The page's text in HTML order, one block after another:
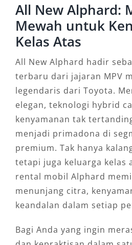
All New Alphard:
Mewah untuk
Kelas Atas
All New Alphard hadir
terbaru dari jajaran MPV
legendaris dari Toyota.
elegan, teknologi hybrid
kenyamanan tak
menjadi primadona di
premium. Tak hanya
tetapi juga keluarga kelas
rental mobil Alphard
menunjang citra,
keandalan dalam setiap
Bagi Anda yang ingin